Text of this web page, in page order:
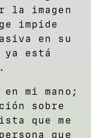
la imagen
impide
en su
ya está
mi mano;
sobre
que me
que